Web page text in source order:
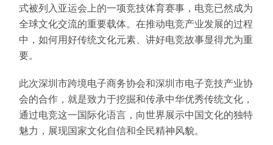
式被列入亚运会上的一项竞技体育赛事，电竞已然成为
全球文化交流的重要载体。在推动电竞产业发展的过程
中，如何用好传统文化元素、讲好电竞故事显得尤为重
要。
此次深圳市跨境电子商务协会和深圳市电子竞技产业协
会的合作，就是致力于挖掘和传承中华优秀传统文化，
通过电竞这一国际化语言，向世界展示中国文化的独特
魅力，展现国家文化自信和全民精神风貌。